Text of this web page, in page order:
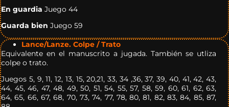
En guardia Juego 44
Guarda bien Juego 59
Lance/Lanze. Colpe / Trato
Equivalente en el manuscrito a jugada. También se utliza
colpe o trato.
Juegos 5, 9, 11, 12, 13, 15, 20,21, 33, 34 ,36, 37, 39, 40, 41, 42, 43,
44, 45, 46, 47, 48, 49, 50, 51, 54, 55, 57, 58, 59, 60, 61, 62, 63,
64, 65, 66, 67, 68, 70, 73, 74, 77, 78, 80, 81, 82, 83, 84, 85, 87,